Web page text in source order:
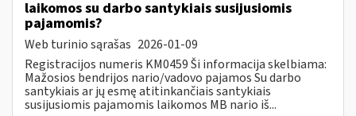
laikomos su darbo santykiais susijusiomis
pajamomis?
Web turinio sąrašas 2026-01-09
Registracijos numeris KM0459 Ši informacija skelbiama:
Mažosios bendrijos nario/vadovo pajamos Su darbo
santykiais ar jų esmę atitinkančiais santykiais
susijusiomis pajamomis laikomos MB nario iš...